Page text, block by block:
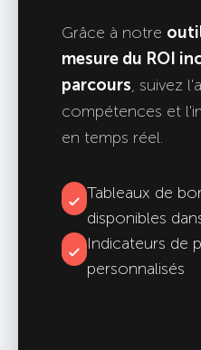
Grâce à notre
mesure du ROI
parcours, suivez
compétences et
en temps réel.
Tableaux de
disponibles
Indicateurs de
personnalisés